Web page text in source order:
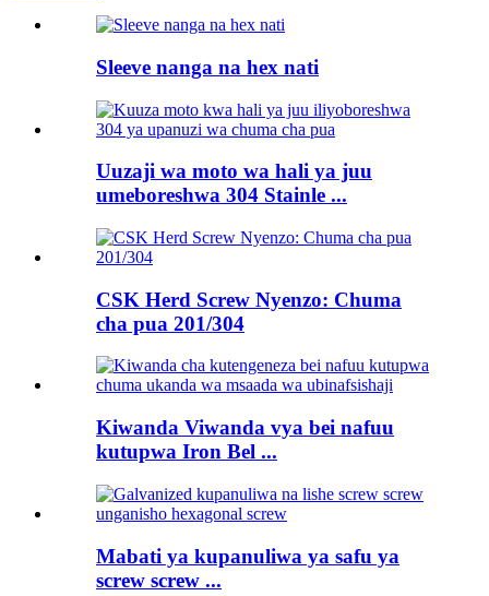
Sleeve nanga na hex nati
Uuzaji wa moto wa hali ya juu
umeboreshwa 304 Stainle ...
CSK Herd Screw Nyenzo: Chuma
cha pua 201/304
Kiwanda Viwanda vya bei nafuu
kutupwa Iron Bel ...
Mabati ya kupanuliwa ya safu ya
screw screw ...